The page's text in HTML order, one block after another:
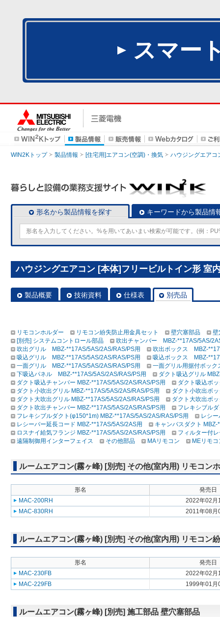
スマー
WIN2Kトップ 製品情報 [住宅用]エアコン(空調)・換気 ハウジングエアコ
形名から製品情報を探す キーワードから製品情
ハウジングエアコン [本体]フリービルトイン形 室
製品概要 技術資料 仕様表 別売品
リモコンホルダー リモコン紛失防止用金具セット 壁穴塞部品
壁
[別売] システムコントロール部品
吹出チャンバー MBZ-**17AS/5AS/
吹出グリル MBZ-**17AS/5AS/2AS/RAS/PS用
吹出ボックス MBZ-
吸込グリル MBZ-**17AS/5AS/2AS/RAS/PS用
吸込ボックス MBZ-
一面グリル MBZ-**17AS/5AS/2AS/RAS/PS用
一面グリル用据付ボッ
下吸込パネル MBZ-**17AS/5AS/2AS/RAS/PS用
ダクト吸込グリル
ダクト吸込チャンバー MBZ-**17AS/5AS/2AS/RAS/PS用
ダクト吸込ボ
ダクト小吹出グリル MBZ-**17AS/5AS/2AS/RAS/PS用
ダクト小吹出ボ
ダクト大吹出グリル MBZ-**17AS/5AS/2AS/RAS/PS用
ダクト大吹出ボ
ダクト吹出チャンバー MBZ-**17AS/5AS/2AS/RAS/PS用
フレキシブル
フレキシブルダクト(φ150*1m) MBZ-**17AS/5AS/2AS/RAS/PS用
レシ
レシーバー延長コード MBZ-**17AS/5AS/2AS用
キャンバスダクト
ロスナイ給気フランジ MBZ-**17AS/5AS/2AS/RAS/PS用
フィルター付
遠隔制御用インターフェイス
その他部品 MAリモコン MEリモコ
ルームエアコン(霧ヶ峰) [別売] その他(室内用) リモコン
形名
発売日
MAC-200RH
2022年02月
MAC-830RH
2011年08月
ルームエアコン(霧ヶ峰) [別売] その他(室内用) リモコン
形名
発売日
MAC-230FB
2022年02月
MAC-229FB
1999年01月
ルームエアコン(霧ヶ峰) [別売] 施工部品 壁穴塞部品